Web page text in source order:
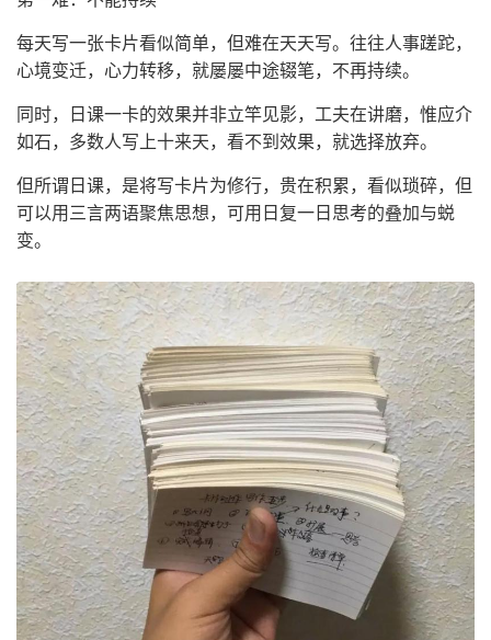
每天写一张卡片看似简单，但难在天天写。往往人事蹉跎，
心境变迁，心力转移，就屡屡中途辍笔，不再持续。
同时，日课一卡的效果并非立竿见影，工夫在讲磨，惟应介
如石，多数人写上十来天，看不到效果，就选择放弃。
但所谓日课，是将写卡片为修行，贵在积累，看似琐碎，但
可以用三言两语聚焦思想，可用日复一日思考的叠加与蜕
变。